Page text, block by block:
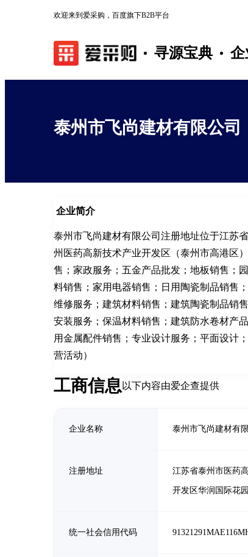
欢迎来到爱采购，百度旗下B2B平台
寻源宝典 企
泰州市飞尚建材有限公司
企业简介
泰州市飞尚建材有限公司注册地址位于江苏
州医药高新技术产业开发区（泰州市高港区
售；家政服务；五金产品批发；地板销售；
料销售；家用电器销售；日用陶瓷制品销售
维修服务；建筑材料销售；建筑陶瓷制品销
安装服务；保温材料销售；建筑防水卷材产
用金属配件销售；专业设计服务；平面设计
营活动）
工商信息以下内容由爱企查提供
企业名称 泰州市飞尚建材有
注册地址 江苏省泰州市医药
开发区华润国际花
统一社会信用代码